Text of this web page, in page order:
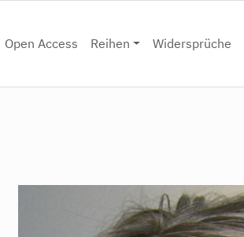
Open Access Reihen Widersprüche